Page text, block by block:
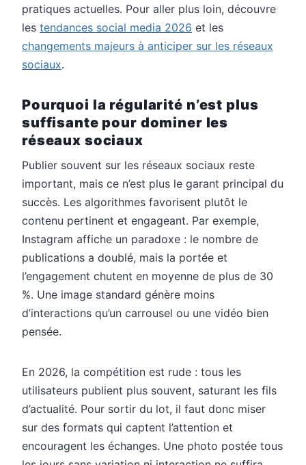
pratiques actuelles. Pour aller plus loin, découvre
les tendances social media 2026 et les
changements majeurs à anticiper sur les réseaux
sociaux.
Pourquoi la régularité n’est plus
suffisante pour dominer les
réseaux sociaux
Publier souvent sur les réseaux sociaux reste
important, mais ce n’est plus le garant principal du
succès. Les algorithmes favorisent plutôt le
contenu pertinent et engageant. Par exemple,
Instagram affiche un paradoxe : le nombre de
publications a doublé, mais la portée et
l’engagement chutent en moyenne de plus de 30
%. Une image standard génère moins
d’interactions qu’un carrousel ou une vidéo bien
pensée.
En 2026, la compétition est rude : tous les
utilisateurs publient plus souvent, saturant les fils
d’actualité. Pour sortir du lot, il faut donc miser
sur des formats qui captent l’attention et
encouragent les échanges. Une photo postée tous